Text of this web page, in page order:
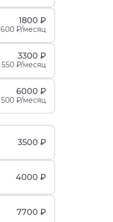
1800 ₽
600 ₽/месяц
3300 ₽
550 ₽/месяц
6000 ₽
500 ₽/месяц
3500 ₽
4000 ₽
7700 ₽